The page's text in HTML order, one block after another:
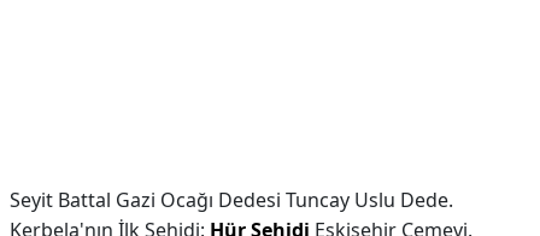
Seyit Battal Gazi Ocağı Dedesi Tuncay Uslu Dede.
Kerbela'nın İlk Şehidi: Hür Şehidi Eskişehir Cemevi.